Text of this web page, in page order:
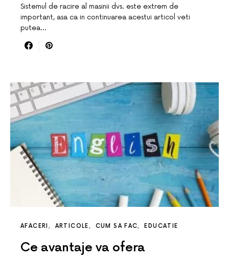
Sistemul de racire al masinii dvs. este extrem de
important, asa ca in continuarea acestui articol veti
putea…
AFACERI ARTICOLE CUM SA FAC EDUCATIE
Ce avantaje va ofera